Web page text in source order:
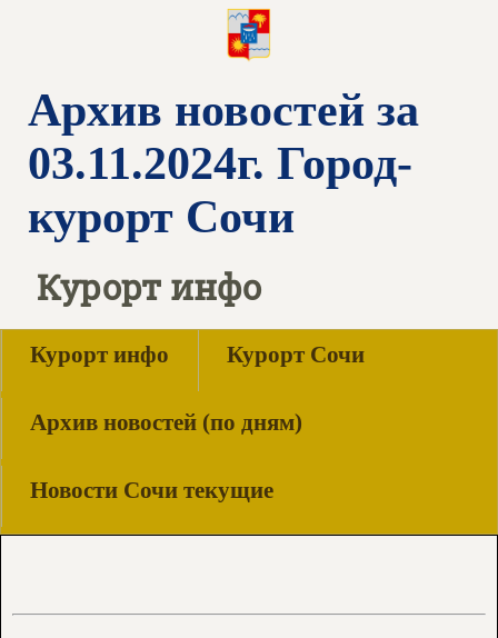
Архив новостей за
03.11.2024г. Город-
курорт Сочи
Курорт инфо
Курорт инфо Курорт Сочи
Архив новостей (по дням)
Новости Сочи текущие